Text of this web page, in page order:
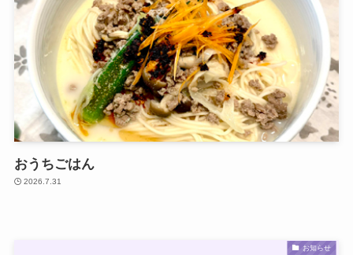
おうちごはん
2026.7.31
お知らせ